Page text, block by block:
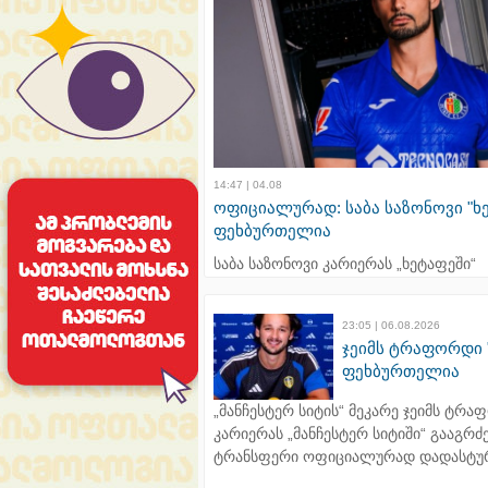
14:47 | 04.08
ოფიციალურად: საბა საზონოვი
ფეხბურთელია
საბა საზონოვი კარიერას „ხეტაფეში“
23:05 | 06.08.2026
ჯეიმს ტრაფორდი
ფეხბურთელია
„მანჩესტერ სიტის“ მეკარე ჯეიმს
კარიერას „მანჩესტერ სიტიში“
ტრანსფერი ოფიციალურად